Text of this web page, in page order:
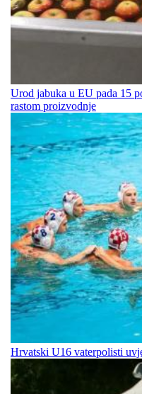
Urod jabuka u EU pada 15
rastom proizvodnje
Hrvatski U16 vaterpolisti